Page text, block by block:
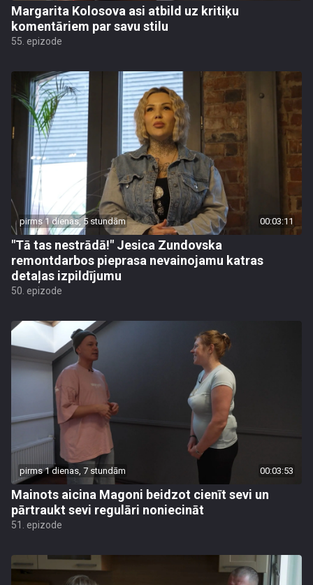
Margarita Kolosova asi atbild uz kritiķu
komentāriem par savu stilu
55. epizode
pirms 1 dienas, 5 stundām 00:03:11
"Tā tas nestrādā!" Jesica Zundovska
remontdarbos pieprasa nevainojamu katras
detaļas izpildījumu
50. epizode
pirms 1 dienas, 7 stundām 00:03:53
Mainots aicina Magoni beidzot cienīt sevi un
pārtraukt sevi regulāri noniecināt
51. epizode